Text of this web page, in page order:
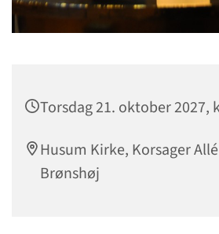
Torsdag 21. oktober 2027,
Husum Kirke, Korsager
Brønshøj